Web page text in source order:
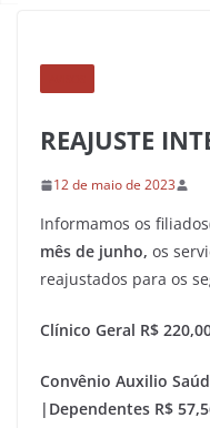
REAJUSTE
12 de maio de 2023
Informamos os
mês de junho, os
reajustados para os
Clínico Geral R$
Convênio Auxilio
|Dependentes R$